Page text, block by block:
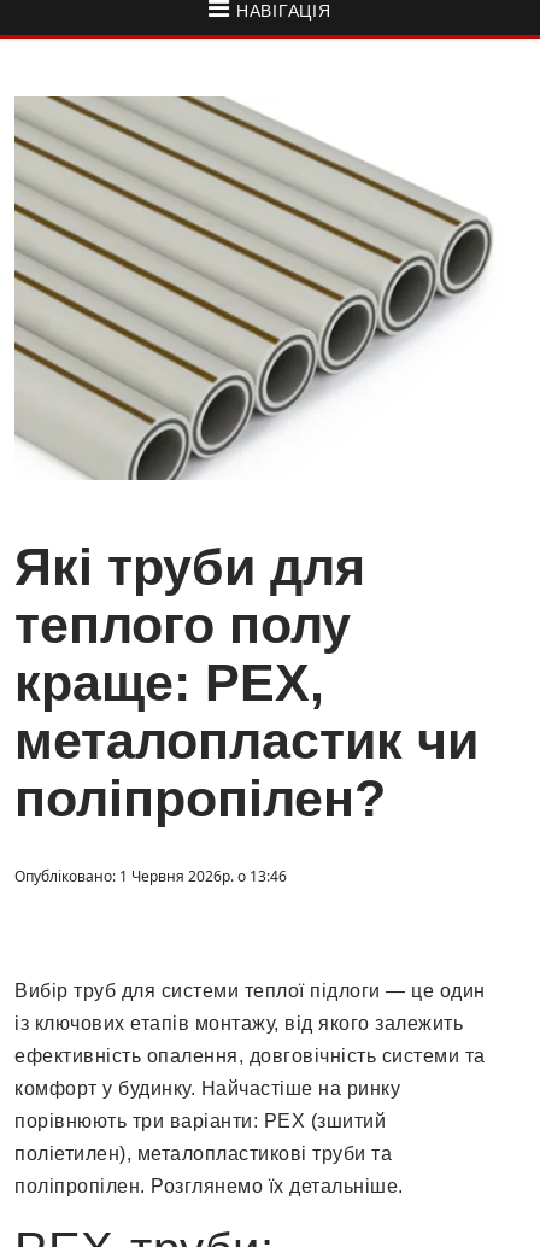
НАВІГАЦІЯ
Які труби для
теплого полу
краще: PEX,
металопластик чи
поліпропілен?
Опубліковано: 1 Червня 2026р. о 13:46
Вибір труб для системи теплої підлоги — це один
із ключових етапів монтажу, від якого залежить
ефективність опалення, довговічність системи та
комфорт у будинку. Найчастіше на ринку
порівнюють три варіанти: PEX (зшитий
поліетилен), металопластикові труби та
поліпропілен. Розглянемо їх детальніше.